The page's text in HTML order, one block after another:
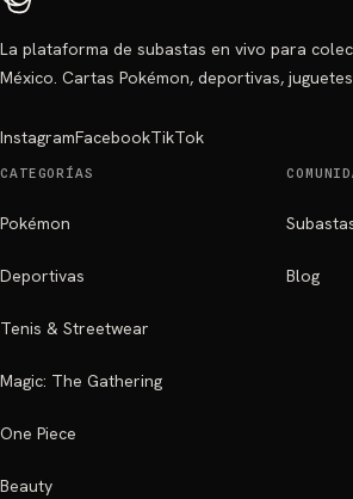
La plataforma de subastas en vivo para
México. Cartas Pokémon, deportivas,
InstagramFacebookTikTok
CATEGORÍAS
Pokémon
Deportivas
Tenis & Streetwear
Magic: The Gathering
One Piece
Beauty
Blog